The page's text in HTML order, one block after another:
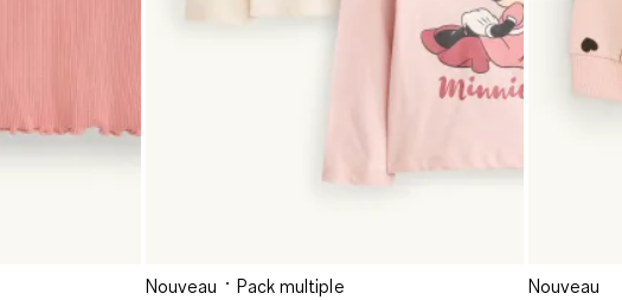
Nouveau
Pack multiple
Nouveau